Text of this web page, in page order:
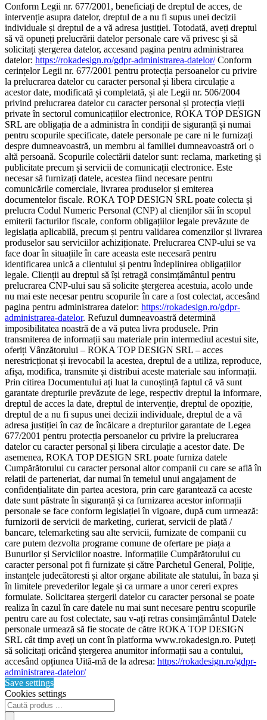
Conform Legii nr. 677/2001, beneficiați de dreptul de acces, de
intervenție asupra datelor, dreptul de a nu fi supus unei decizii
individuale și dreptul de a vă adresa justiției. Totodată, aveți dreptul
să vă opuneți prelucrării datelor personale care vă privesc și să
solicitați ștergerea datelor, accesand pagina pentru administrarea
datelor: https://rokadesign.ro/gdpr-administrarea-datelor/Conform
cerințelor Legii nr. 677/2001 pentru protecția persoanelor cu privire
la prelucrarea datelor cu caracter personal și libera circulație a
acestor date, modificată și completată, și ale Legii nr. 506/2004
privind prelucrarea datelor cu caracter personal și protecția vieții
private în sectorul comunicațiilor electronice, ROKA TOP DESIGN
SRL are obligația de a administra în condiții de siguranță și numai
pentru scopurile specificate, datele personale pe care ni le furnizați
despre dumneavoastră, un membru al familiei dumneavoastră ori o
altă persoană. Scopurile colectării datelor sunt: reclama, marketing și
publicitate precum și servicii de comunicații electronice. Este
necesar să furnizați datele, acestea fiind necesare pentru
comunicările comerciale, livrarea produselor și emiterea
documentelor fiscale. ROKA TOP DESIGN SRL poate colecta și
prelucra Codul Numeric Personal (CNP) al clienților săi în scopul
emiterii facturilor fiscale, conform obligațiilor legale prevăzute de
legislația aplicabilă, precum și pentru validarea comenzilor și livrarea
produselor sau serviciilor achiziționate. Prelucrarea CNP-ului se va
face doar în situațiile în care aceasta este necesară pentru
identificarea unică a clientului și pentru îndeplinirea obligațiilor
legale. Clienții au dreptul să își retragă consimțământul pentru
prelucrarea CNP-ului sau să solicite ștergerea acestuia, acolo unde
nu mai este necesar pentru scopurile în care a fost colectat, accesând
pagina pentru administrarea datelor: https://rokadesign.ro/gdpr-
administrarea-datelor. Refuzul dumneavoastră determină
imposibilitatea noastră de a vă putea livra produsele. Prin
transmiterea de informații sau materiale prin intermediul acestui site,
oferiți Vânzătorului – ROKA TOP DESIGN SRL – acces
nerestricționat și irevocabil la acestea, dreptul de a utiliza, reproduce,
afișa, modifica, transmite și distribui aceste materiale sau informații.
Prin citirea Documentului ați luat la cunoștință faptul că vă sunt
garantate drepturile prevăzute de lege, respectiv dreptul la informare,
dreptul de acces la date, dreptul de intervenție, dreptul de opoziție,
dreptul de a nu fi supus unei decizii individuale, dreptul de a vă
adresa justiției în caz de încălcare a drepturilor garantate de Legea
677/2001 pentru protecția persoanelor cu privire la prelucrarea
datelor cu caracter personal și libera circulație a acestor date. De
asemenea, ROKA TOP DESIGN SRL poate furniza datele
Cumpărătorului cu caracter personal altor companii cu care se află în
relații de parteneriat, dar numai în temeiul unui angajament de
confidențialitate din partea acestora, prin care garantează ca aceste
date sunt păstrate în siguranță și ca furnizarea acestor informații
personale se face conform legislației în vigoare, după cum urmează:
furnizorii de servicii de marketing, curierat, servicii de plată /
bancare, telemarketing sau alte servicii, furnizate de companii cu
care putem dezvolta programe comune de ofertare pe piața a
Bunurilor și Serviciilor noastre. Informațiile Cumpărătorului cu
caracter personal pot fi furnizate și către Parchetul General, Poliție,
instanțele judecătoresti și altor organe abilitate ale statului, în baza și
în limitele prevederilor legale și ca urmare a unor cereri expres
formulate. Solicitarea ștergerii datelor cu caracter personal se poate
realiza în cazul în care datele nu mai sunt necesare pentru scopurile
pentru care au fost colectate, sau v-ați retras consimțământul Datele
personale urmează să fie stocate de către ROKA TOP DESIGN
SRL cât timp aveți un cont în platforma www.rokadesign.ro. Puteți
să solicitați oricând ștergerea anumitor informații sau a contului,
accesând opțiunea Uită-mă de la adresa: https://rokadesign.ro/gdpr-
administrarea-datelor/
Save settings
Cookies settings
Products
search